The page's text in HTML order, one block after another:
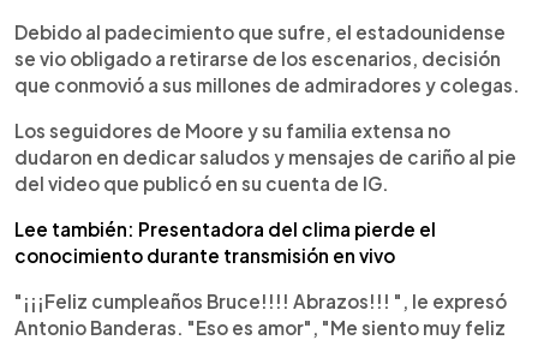
Debido al padecimiento que sufre, el estadounidense
se vio obligado a retirarse de los escenarios, decisión
que conmovió a sus millones de admiradores y colegas.
Los seguidores de Moore y su familia extensa no
dudaron en dedicar saludos y mensajes de cariño al pie
del video que publicó en su cuenta de IG.
Lee también: Presentadora del clima pierde el
conocimiento durante transmisión en vivo
"¡¡¡Feliz cumpleaños Bruce!!!! Abrazos!!! ", le expresó
Antonio Banderas. "Eso es amor", "Me siento muy feliz